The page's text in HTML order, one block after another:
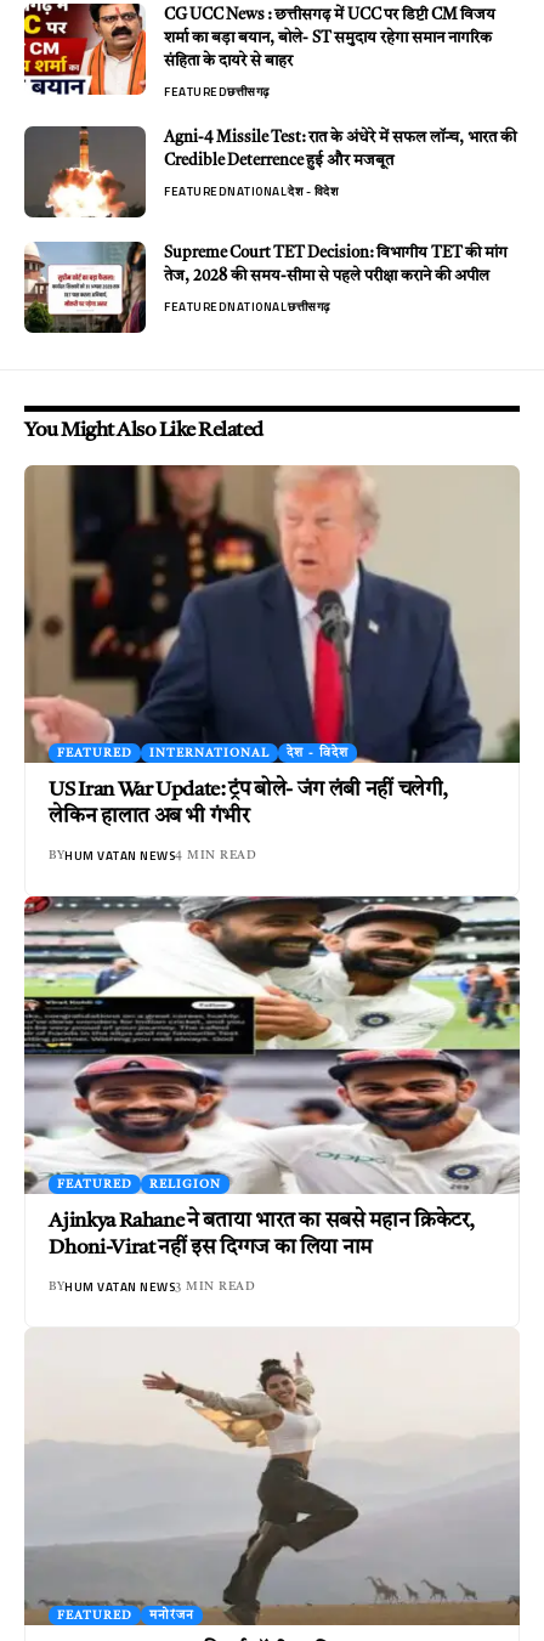
CG UCC News : छत्तीसगढ़ में UCC पर डिप्टी CM विजय
शर्मा का बड़ा बयान, बोले- ST समुदाय रहेगा समान नागरिक
संहिता के दायरे से बाहर
FEATUREDछत्तीसगढ़
Agni-4 Missile Test: रात के अंधेरे में सफल लॉन्च, भारत की
Credible Deterrence हुई और मजबूत
FEATUREDNATIONALदेश - विदेश
Supreme Court TET Decision: विभागीय TET की मांग
तेज, 2028 की समय-सीमा से पहले परीक्षा कराने की अपील
FEATUREDNATIONALछत्तीसगढ़
You Might Also Like Related
FEATURED INTERNATIONAL देश - विदेश
US Iran War Update: ट्रंप बोले- जंग लंबी नहीं चलेगी,
लेकिन हालात अब भी गंभीर
BYHUM VATAN NEWS4 MIN READ
FEATURED RELIGION
Ajinkya Rahane ने बताया भारत का सबसे महान क्रिकेटर,
Dhoni-Virat नहीं इस दिग्गज का लिया नाम
BYHUM VATAN NEWS3 MIN READ
FEATURED मनोरंजन